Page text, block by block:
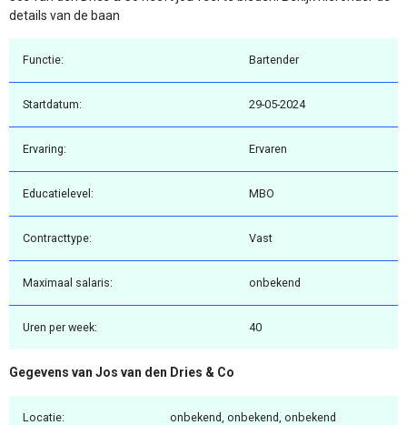
details van de baan
Functie: Bartender
Startdatum: 29-05-2024
Ervaring: Ervaren
Educatielevel: MBO
Contracttype: Vast
Maximaal salaris: onbekend
Uren per week: 40
Gegevens van Jos van den Dries & Co
Locatie: onbekend, onbekend, onbekend